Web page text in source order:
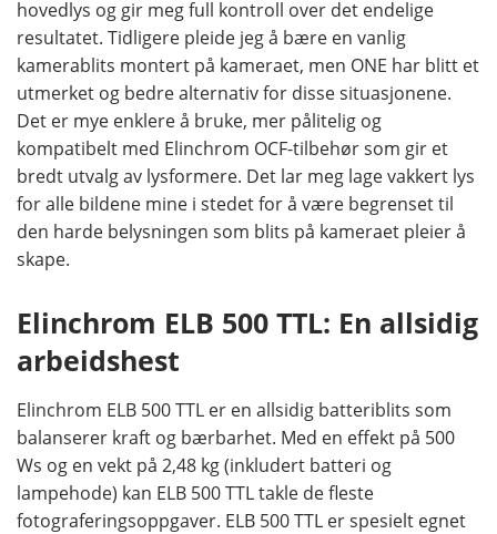
hovedlys og gir meg full kontroll over det endelige
resultatet. Tidligere pleide jeg å bære en vanlig
kamerablits montert på kameraet, men ONE har blitt et
utmerket og bedre alternativ for disse situasjonene.
Det er mye enklere å bruke, mer pålitelig og
kompatibelt med Elinchrom OCF-tilbehør som gir et
bredt utvalg av lysformere. Det lar meg lage vakkert lys
for alle bildene mine i stedet for å være begrenset til
den harde belysningen som blits på kameraet pleier å
skape.
Elinchrom ELB 500 TTL: En allsidig
arbeidshest
Elinchrom ELB 500 TTL er en allsidig batteriblits som
balanserer kraft og bærbarhet. Med en effekt på 500
Ws og en vekt på 2,48 kg (inkludert batteri og
lampehode) kan ELB 500 TTL takle de fleste
fotograferingsoppgaver. ELB 500 TTL er spesielt egnet